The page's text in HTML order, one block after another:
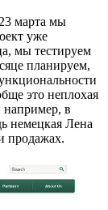
марта мы
уже
мы тестируем
планируем,
это неплохая
например, в
немецкая Лена
продажах.